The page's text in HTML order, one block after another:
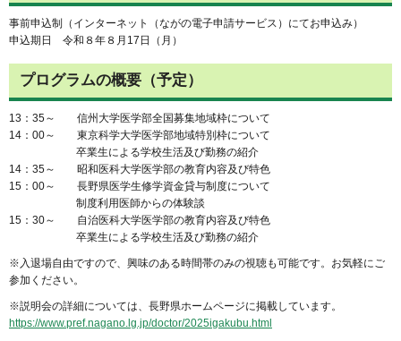
事前申込制（インターネット（ながの電子申請サービス）にてお申込み）
申込期日 令和８年８月17日（月）
プログラムの概要（予定）
13：35～ 信州大学医学部全国募集地域枠について
14：00～ 東京科学大学医学部地域特別枠について
卒業生による学校生活及び勤務の紹介
14：35～ 昭和医科大学医学部の教育内容及び特色
15：00～ 長野県医学生修学資金貸与制度について
制度利用医師からの体験談
15：30～ 自治医科大学医学部の教育内容及び特色
卒業生による学校生活及び勤務の紹介
※入退場自由ですので、興味のある時間帯のみの視聴も可能です。お気軽にご
参加ください。
※説明会の詳細については、長野県ホームページに掲載しています。
https://www.pref.nagano.lg.jp/doctor/2025igakubu.html